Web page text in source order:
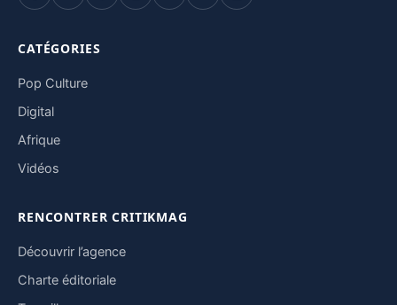
CATÉGORIES
Pop Culture
Digital
Afrique
Vidéos
RENCONTRER CRITIKMAG
Découvrir l’agence
Charte éditoriale